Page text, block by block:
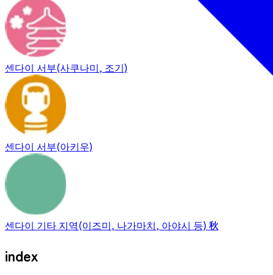
센다이 서부(사쿠나미, 조기)
센다이 서부(아키우)
센다이 기타 지역(이즈미, 나가마치, 아야시 등)秋
index